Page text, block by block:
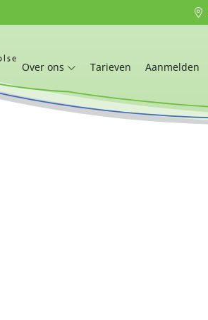
Over ons Tarieven Aanmelden